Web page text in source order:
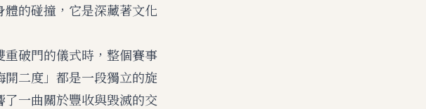
的碰撞，它是深藏著文化
破門的儀式時，整個賽事
二度」都是一段獨立的旋
一曲關於豐收與毀滅的交